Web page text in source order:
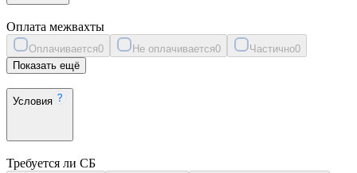
Оплата межвахты
Оплачивается0 Не оплачивается0 Частично0
Показать ещё
Условия
Требуется ли СБ